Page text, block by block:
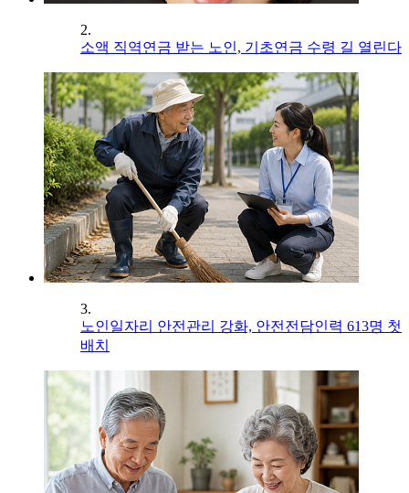
2.
소액 직역연금 받는 노인, 기초연금 수령 길 열린다
3.
노인일자리 안전관리 강화, 안전전담인력 613명 첫
배치